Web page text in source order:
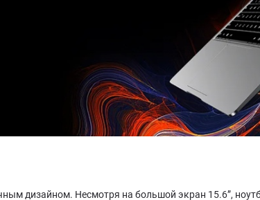
дизайном. Несмотря на большой экран 15.6”,